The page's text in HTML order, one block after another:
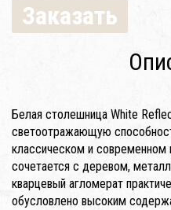
Заказать
Белая столешница White
светоотражающую
классическом и современном
сочетается с деревом,
кварцевый агломерат
обусловлено высоким